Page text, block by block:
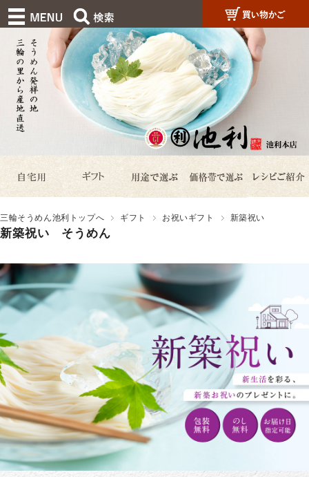
三輪そうめん池利トップへ ギフト お祝いギフト 新築祝い
新築祝い そうめん